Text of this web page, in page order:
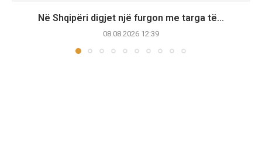
Në Shqipëri digjet një furgon me targa të...
08.08.2026 12:39